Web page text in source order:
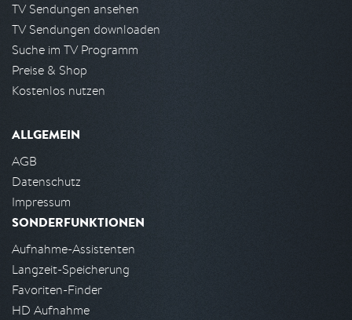
TV Sendungen ansehen
TV Sendungen downloaden
Suche im TV Programm
Preise & Shop
Kostenlos nutzen
ALLGEMEIN
AGB
Datenschutz
Impressum
SONDERFUNKTIONEN
Aufnahme-Assistenten
Langzeit-Speicherung
Favoriten-Finder
HD Aufnahme